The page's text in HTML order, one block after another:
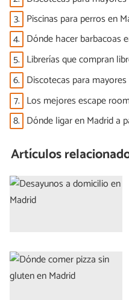
3. Piscinas para perros en
4. Dónde hacer barbacoas
5. Librerías que compran
6. Discotecas para
7. Los mejores escape
8. Dónde ligar en Madrid a
Artículos